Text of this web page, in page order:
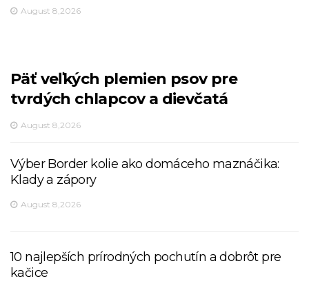
August 8,2026
Päť veľkých plemien psov pre
tvrdých chlapcov a dievčatá
August 8,2026
Výber Border kolie ako domáceho maznáčika:
Klady a zápory
August 8,2026
10 najlepších prírodných pochutín a dobrôt pre
kačice